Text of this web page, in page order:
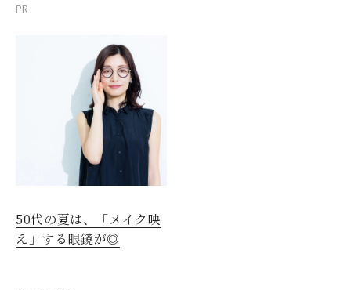
PR
50代の夏は、「メイク映
え」する眼鏡が◎